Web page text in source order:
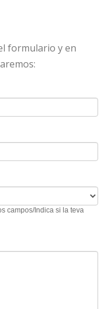
formulario y en
campos/Indica si la teva